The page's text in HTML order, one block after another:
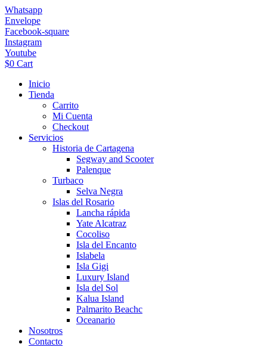
Ir
al
contenido
Whatsapp
Envelope
Facebook-square
Instagram
Youtube
$0 Cart
Inicio
Tienda
Carrito
Mi Cuenta
Checkout
Servicios
Historia de Cartagena
Segway and Scooter
Palenque
Turbaco
Selva Negra
Islas del Rosario
Lancha rápida
Yate Alcatraz
Cocoliso
Isla del Encanto
Islabela
Isla Gigi
Luxury Island
Isla del Sol
Kalua Island
Palmarito Beachc
Oceanario
Nosotros
Contacto